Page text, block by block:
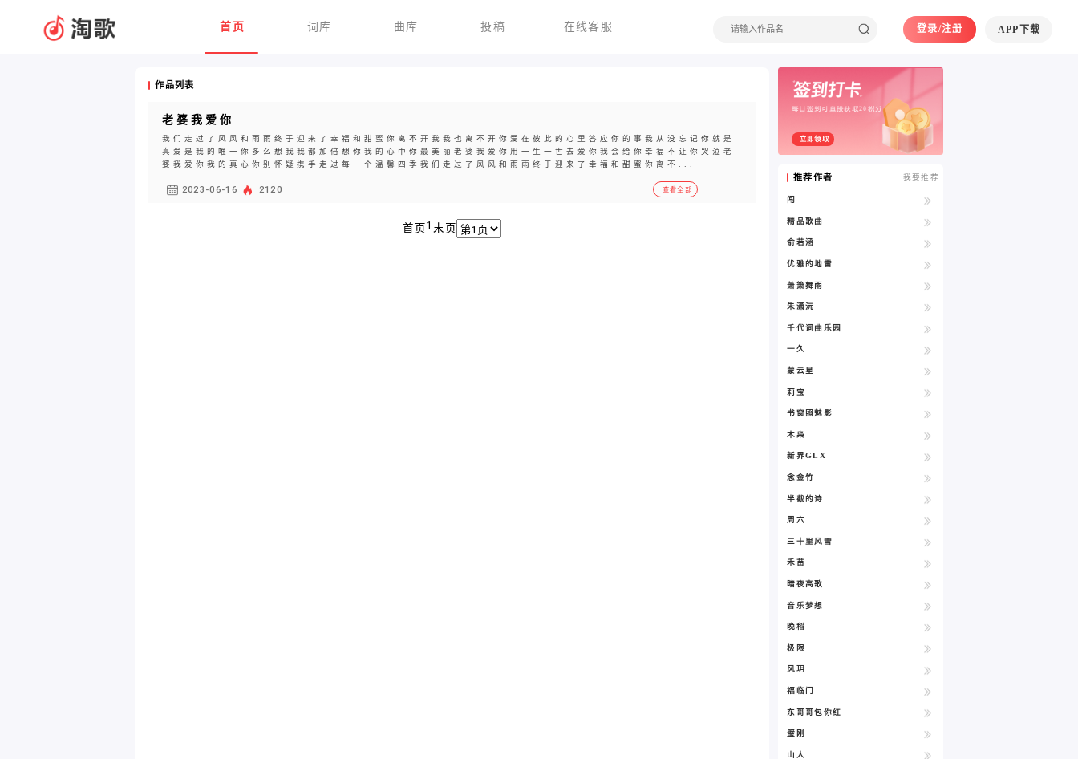
首页 词库 曲库 投稿 在线客服 登录/注册 APP下载
作品列表
老婆我爱你
我们走过了风风和雨雨终于迎来了幸福和甜蜜你离不开我我也离不开你爱在彼此的心里答应你的事我从没忘记你就是
真爱是我的唯一你多么想我我都加倍想你我的心中你最美丽老婆我爱你用一生一世去爱你我会给你幸福不让你哭泣老
婆我爱你我的真心你别怀疑携手走过每一个温馨四季我们走过了风风和雨雨终于迎来了幸福和甜蜜你离不...
2023-06-16 2120 查看全部
首页 1末页
每日签到可直接获取20积分
立即领取
推荐作者 我要推荐
闯
精品歌曲
俞若涵
优雅的地雷
萧箫舞雨
朱潇沅
千代词曲乐园
一久
蒙云星
莉宝
书窗照魅影
木枭
新界GLX
念金竹
半截的诗
周六
三十里风雪
禾苗
暗夜高歌
音乐梦想
晚稻
极限
风玥
福临门
东哥哥包你红
璧刚
山人